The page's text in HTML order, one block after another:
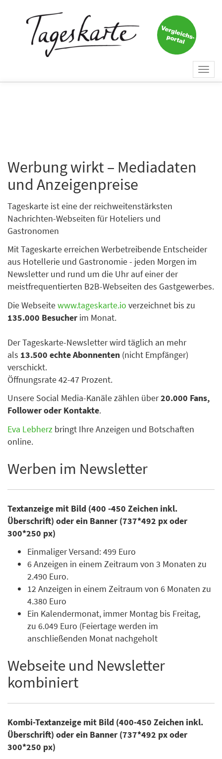
Werbung wirkt – Mediadaten
und Anzeigenpreise
Tageskarte ist eine der reichweitenstärksten
Nachrichten-Webseiten für Hoteliers und
Gastronomen
Mit Tageskarte erreichen Werbetreibende Entscheider
aus Hotellerie und Gastronomie - jeden Morgen im
Newsletter und rund um die Uhr auf einer der
meistfrequentierten B2B-Webseiten des Gastgewerbes.
Die Webseitewww.tageskarte.io verzeichnet bis zu
135.000 Besucher im Monat.
Der Tageskarte-Newsletter wird täglich an mehr
als 13.500 echte Abonnenten (nicht Empfänger)
verschickt.
Öffnungsrate 42-47 Prozent.
Unsere Social Media-Kanäle zählen über20.000 Fans,
Follower oder Kontakte.
Eva Lebherz bringt Ihre Anzeigen und Botschaften
online.
Werben im Newsletter
Textanzeige mit Bild (400 -450 Zeichen inkl.
Überschrift) oder ein Banner (737*492 px oder
300*250 px)
Einmaliger Versand: 499 Euro
6 Anzeigen in einem Zeitraum von 3 Monaten zu
2.490 Euro.
12 Anzeigen in einem Zeitraum von 6 Monaten zu
4.380 Euro
Ein Kalendermonat, immer Montag bis Freitag,
zu 6.049 Euro (Feiertage werden im
anschließenden Monat nachgeholt
Webseite und Newsletter
kombiniert
Kombi-Textanzeige mit Bild (400-450 Zeichen inkl.
Überschrift) oder ein Banner (737*492 px oder
300*250 px)